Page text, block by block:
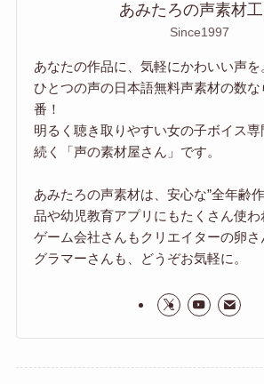
あみたろの声素材
Since1997
あなたの作品に、気軽にかわいい声を
ひとつの声の日本語無料声素材の数な
番！
明るく聴き取りやすい女の子ボイス専
続く「声の素材屋さん」です。
あみたろの声素材は、安心な”全年齢
品や幼児教育アプリにもたくさん使わ
ゲーム会社さんもクリエイターの卵さ
グラマーさんも、どうぞお気軽に。